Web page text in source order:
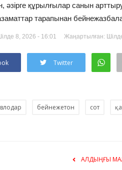
әзірге құрылғылар санын
тарапынан
8, 2026 - 16:01 Жаңартылған:
Twitter
бейнежетон сот
АЛДЫҢҒЫ